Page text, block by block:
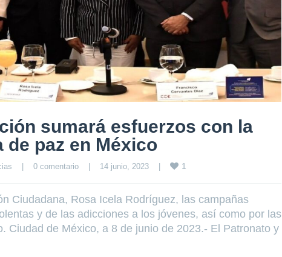
sumará esfuerzos con la
de paz en México
0 comentario 14 junio, 2023 1
Ciudadana, Rosa Icela Rodríguez, las campañas
y de las adicciones a los jóvenes, así como por las
Ciudad de México, a 8 de junio de 2023.- El Patronato y